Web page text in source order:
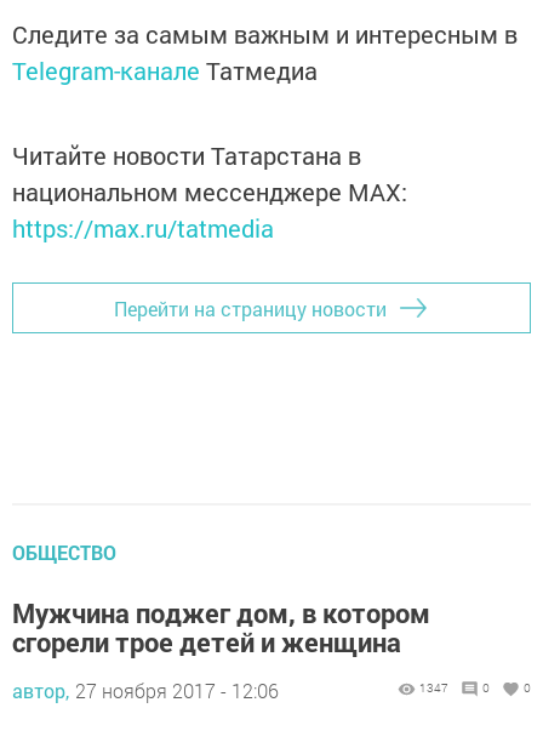
Следите за самым важным и интересным в
Telegram-канале Татмедиа
Читайте новости Татарстана в
национальном мессенджере MАХ:
https://max.ru/tatmedia
Перейти на страницу новости
ОБЩЕСТВО
Мужчина поджег дом, в котором
сгорели трое детей и женщина
автор, 27 ноября 2017 - 12:06 1347 0 0